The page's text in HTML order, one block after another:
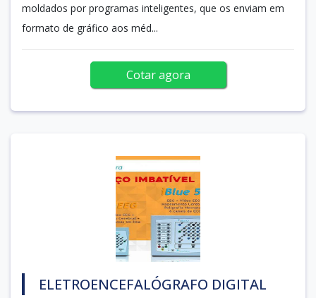
moldados por programas inteligentes, que os enviam em
formato de gráfico aos méd...
Cotar agora
ELETROENCEFALÓGRAFO DIGITAL